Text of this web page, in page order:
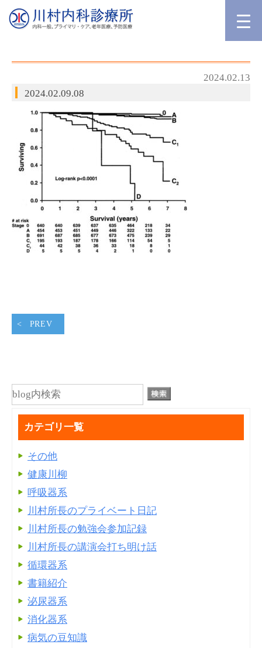
2024.02.13
2024.02.09.08
PREV
カテゴリ一覧
その他
健康川柳
呼吸器系
川村所長のプライベート日記
川村所長の勉強会参加記録
川村所長の講演会打ち明け話
循環器系
書籍紹介
泌尿器系
消化器系
病気の豆知識